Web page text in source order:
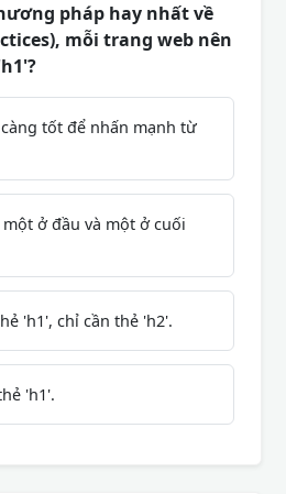
pháp hay nhất về
mỗi trang web nên
tốt để nhấn mạnh từ
ở đầu và một ở cuối
'h1', chỉ cần thẻ 'h2'.
'h1'.